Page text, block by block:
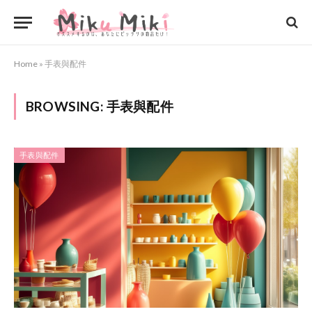
Home » 手表與配件
BROWSING: 手表與配件
手表與配件